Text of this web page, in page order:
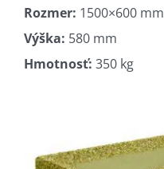
Rozmer: 1500×600 mm
Výška: 580 mm
Hmotnosť: 350 kg